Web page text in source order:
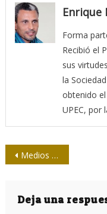
Enrique
Forma
Recibió el
sus
la
obtenido
UPEC, por
Navegación
entradas
Medios de comunicación, gestión innovadora: un camino necesario en la construcción del socialismo cubano
Deja una